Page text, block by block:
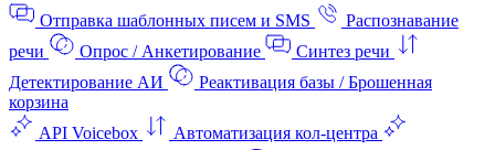
Отправка шаблонных писем и SMS
Распознавание
речи
Опрос / Анкетирование
Синтез речи
Детектирование АИ
Реактивация базы / Брошенная
корзина
API Voicebox
Автоматизация кол‑центра